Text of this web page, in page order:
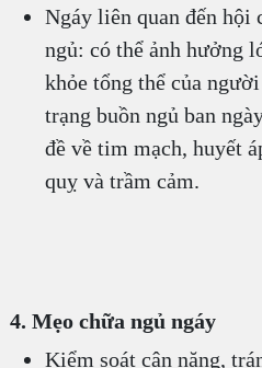
Ngáy liên quan đến hội
ngủ: có thể ảnh hưởng
khỏe tổng thể của
trạng buồn ngủ ban
đề về tim mạch, huyết
quỵ và trầm cảm.
4. Mẹo chữa ngủ ngáy
Kiểm soát cân nặng,